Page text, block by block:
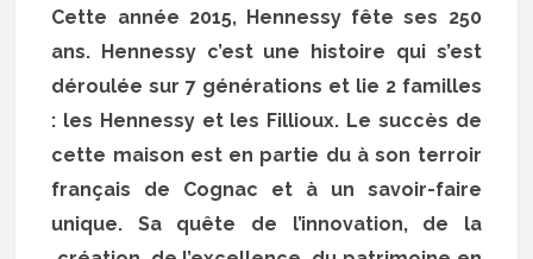
Cette année 2015, Hennessy fête ses 250
ans. Hennessy c’est une histoire qui s’est
déroulée sur 7 générations et lie 2 familles
: les Hennessy et les Fillioux. Le succès de
cette maison est en partie du à son terroir
français de Cognac et à un savoir-faire
unique. Sa quête de l’innovation, de la